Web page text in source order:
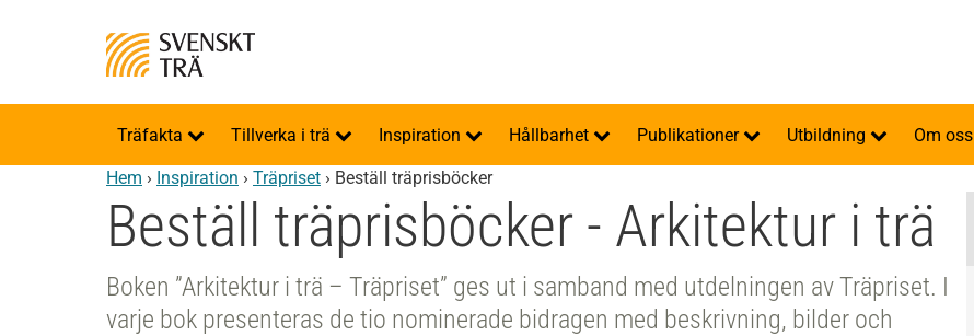
Träfakta Tillverka i trä Inspiration Hållbarhet Publikationer Utbildning Om oss
Hem › Inspiration › Träpriset › Beställ träprisböcker
Beställ träprisböcker - Arkitektur i trä
Boken ”Arkitektur i trä – Träpriset” ges ut i samband med utdelningen av Träpriset. I
varje bok presenteras de tio nominerade bidragen med beskrivning, bilder och